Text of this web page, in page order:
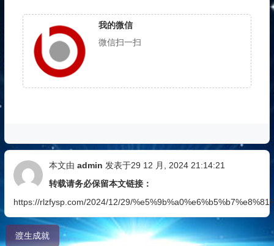
我的微信
微信扫一扫
本文由 admin 发表于29 12 月, 2024 21:14:21
转载请务必保留本文链接：
https://rlzfysp.com/2024/12/29/
渡生成就